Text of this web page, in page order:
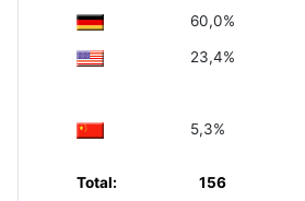
60,0%
23,4%
5,3%
Total: 156